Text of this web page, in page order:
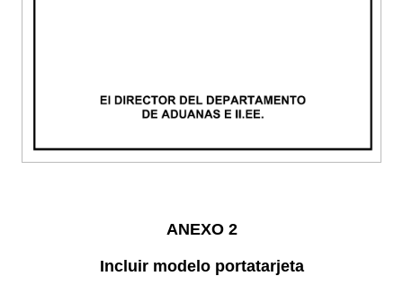
ANEXO 2
Incluir modelo portatarjeta